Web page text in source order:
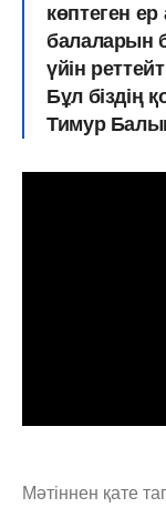
көптеген
балаларын
үйін
Бұл біздің
Тимур
Мәтіннен қате